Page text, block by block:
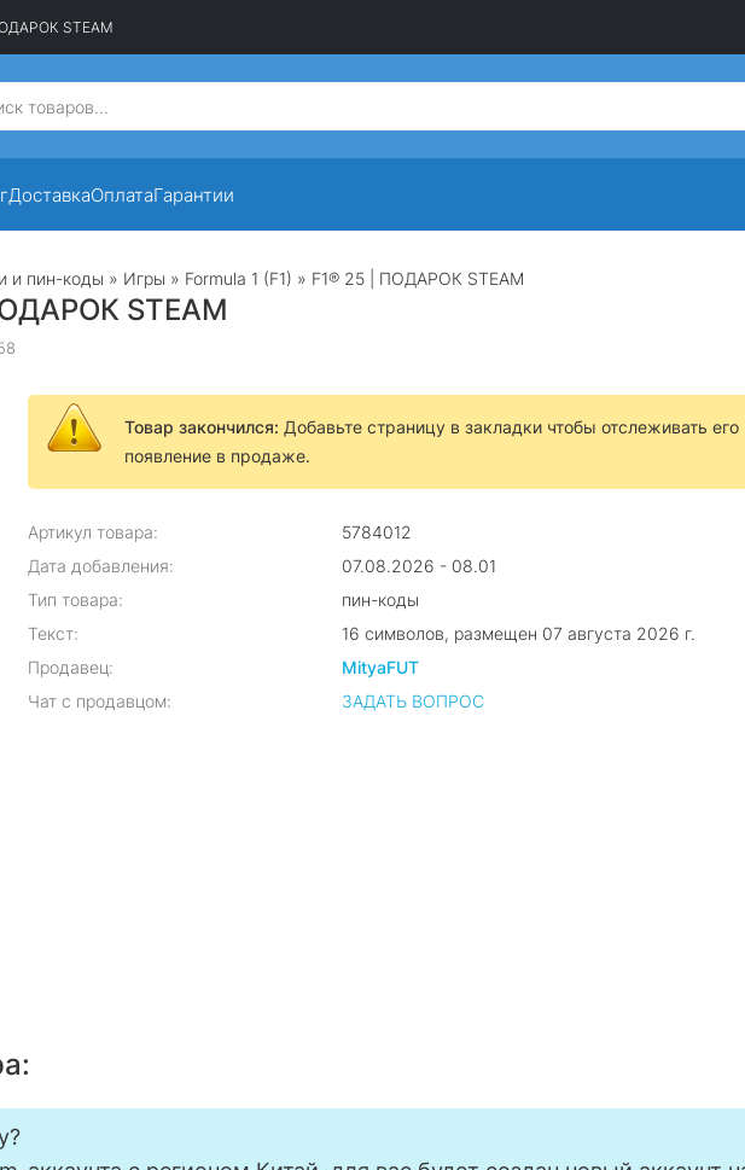
STEAM
ДоставкаОплатаГарантии
и пин-коды » Игры » Formula 1 (F1) » F1® 25 | ПОДАРОК STEAM
STEAM
Товар закончился: Добавьте страницу в закладки чтобы отслеживать его
появление в продаже.
Артикул товара:
5784012
Дата добавления:
07.08.2026 - 08.01
Тип товара:
пин-коды
Текст:
16 символов, размещен 07 августа 2026 г.
Продавец:
MityaFUT
Чат с продавцом:
ЗАДАТЬ ВОПРОС